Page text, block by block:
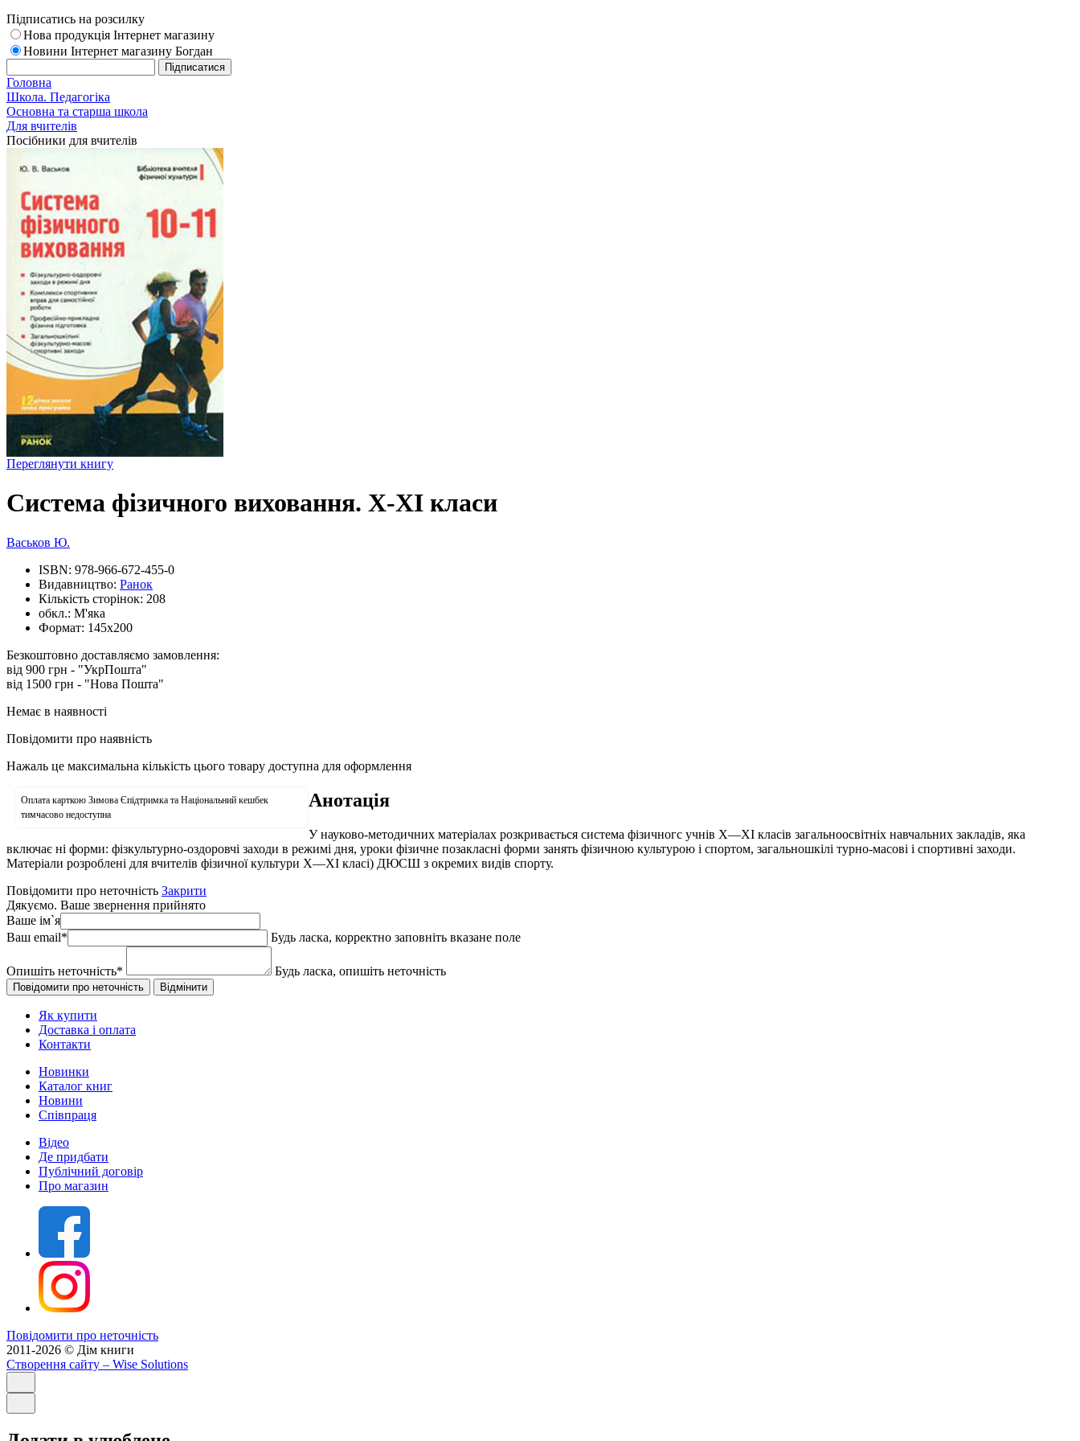
Підписатись на розсилку
Нова продукція Інтернет магазину
Новини Інтернет магазину Богдан
Головна
Школа. Педагогіка
Основна та старша школа
Для вчителів
Посібники для вчителів
Переглянути книгу
Система фізичного виховання. Х-ХI класи
Васьков Ю.
ISBN: 978-966-672-455-0
Видавництво: Ранок
Кількість сторінок: 208
обкл.: М'яка
Формат: 145х200
Безкоштовно доставляємо замовлення:
від 900 грн - "УкрПошта"
від 1500 грн - "Нова Пошта"
Немає в наявності
Повідомити про наявність
Нажаль це максимальна кількість цього товару доступна для оформлення
Оплата карткою Зимова Єпідтримка та Національний кешбек
тимчасово недоступна
Анотація
У науково-методичних матеріалах розкривається система фізичногс учнів X—XI класів загальноосвітніх навчальних закладів, яка
включає ні форми: фізкультурно-оздоровчі заходи в режимі дня, уроки фізичне позакласні форми занять фізичною культурою і спортом, загальношкілі турно-масові і спортивні заходи.
Матеріали розроблені для вчителів фізичної культури X—XI класі) ДЮСШ з окремих видів спорту.
Повідомити про неточність Закрити
Дякуємо. Ваше звернення прийнято
Ваше ім`я
Ваш email* Будь ласка, корректно заповніть вказане поле
Опишіть неточність* Будь ласка, опишіть неточність
Як купити
Доставка і оплата
Контакти
Новинки
Каталог книг
Новини
Співпраця
Відео
Де придбати
Публічний договір
Про магазин
Повідомити про неточність
2011-2026 © Дім книги
Створення сайту – Wise Solutions